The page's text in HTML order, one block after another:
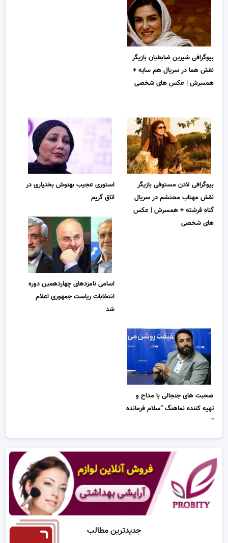
بیوگرافی شیرین ضابطیان بازیگر
نقش هما در سریال هم سایه +
همسرش | عکس های شخصی
بیوگرافی لادن مستوفی بازیگر
نقش مهتاب محتشم در سریال
گناه فرشته + همسرش | عکس
های شخصی
استوری عجیب بهنوش بختیاری در
اتاق گریم
اسامی نامزدهای چهاردهمین دوره
انتخابات ریاست جمهوری اعلام
شد
صحبت های جنجالی با مداح و
تهیه کننده نماهنگ “سلام فرمانده
“
جدیدترین مطالب